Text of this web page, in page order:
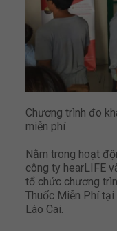
Chương trình đo
miễn phí
Nằm trong hoạt
công ty hearLIFE
tổ chức chương
Thuốc Miễn Phí tại
Lào Cai.